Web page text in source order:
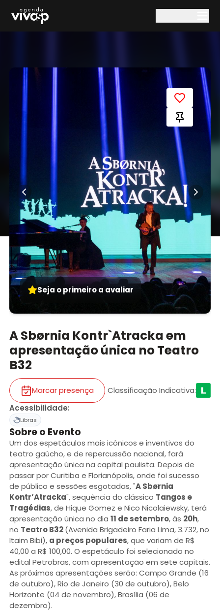
Seja o primeiro a avaliar
A Sbørnia Kontr`Atracka em
apresentação única no Teatro
B32
Marcar presença Classificação Indicativa:
Acessibilidade:
Libras
Sobre o Evento
Um dos espetáculos mais icônicos e inventivos do
teatro gaúcho, e de repercussão nacional, fará
apresentação única na capital paulista. Depois de
passar por Curitiba e Florianópolis, onde foi sucesso
de público e sessões esgotadas, "A Sbørnia
Kontr’Atracka", sequência do clássico Tangos e
Tragédias, de Hique Gomez e Nico Nicolaiewsky, terá
apresentação única no dia 11 de setembro, às 20h,
no Teatro B32(Avenida Brigadeiro Faria Lima, 3.732, no
Itaim Bibi), a preços populares, que variam de R$
40,00 a R$ 100,00. O espetáculo foi selecionado no
edital Petrobras, com apresentação em sete capitais.
As próximas apresentações serão: Campo Grande (16
de outubro), Rio de Janeiro (30 de outubro), Belo
Horizonte (04 de novembro), Brasília (06 de
dezembro).